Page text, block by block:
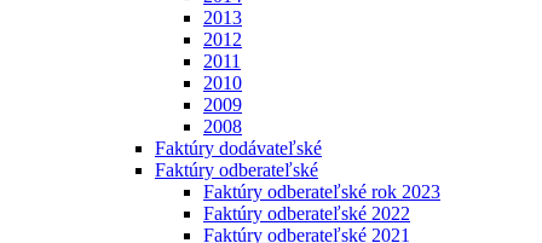
2013
2012
2011
2010
2009
2008
Faktúry dodávateľské
Faktúry odberateľské
Faktúry odberateľské rok 2023
Faktúry odberateľské 2022
Faktúry odberateľské 2021